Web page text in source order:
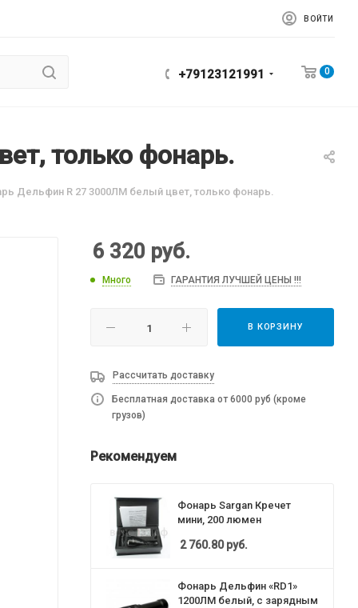
ВОЙТИ
+79123121991 0
только фонарь.
Дельфин R 27 3000ЛМ белый цвет, только фонарь.
6 320 руб.
Много ГАРАНТИЯ ЛУЧШЕЙ ЦЕНЫ !!!
В КОРЗИНУ
Рассчитать доставку
Бесплатная доставка от 6000 руб (кроме
грузов)
Рекомендуем
Фонарь Sargan Кречет
мини, 200 люмен
2 760.80руб.
Фонарь Дельфин «RD1»
1200ЛМ белый, с зарядным